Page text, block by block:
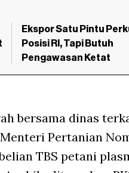
Ekspor Satu Pintu
Posisi RI, Tapi Butuh
Pengawasan Ketat
bersama dinas
Pertanian
TBS petani